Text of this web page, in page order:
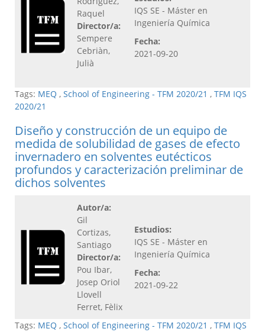
Raquel
Director/a:
Sempere
Cebriàn,
Julià
IQS SE - Máster en
Ingeniería Química
Fecha:
2021-09-20
Tags: MEQ , School of Engineering - TFM 2020/21 , TFM IQS
2020/21
Diseño y construcción de un equipo de
medida de solubilidad de gases de efecto
invernadero en solventes eutécticos
profundos y caracterización preliminar de
dichos solventes
Autor/a:
Gil
Cortizas,
Santiago
Director/a:
Pou Ibar,
Josep Oriol
Llovell
Ferret, Fèlix
Estudios:
IQS SE - Máster en
Ingeniería Química
Fecha:
2021-09-22
Tags: MEQ , School of Engineering - TFM 2020/21 , TFM IQS